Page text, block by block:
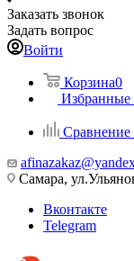
Заказать звонок
Задать вопрос
Войти
Корзина0
Избранные
Сравнение
Самара,
Вконтакте
Telegram